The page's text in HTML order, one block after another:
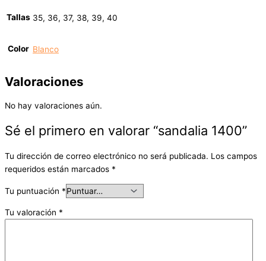
Tallas 35, 36, 37, 38, 39, 40
Color Blanco
Valoraciones
No hay valoraciones aún.
Sé el primero en valorar “sandalia 1400”
Tu dirección de correo electrónico no será publicada. Los campos
requeridos están marcados *
Tu puntuación *
Tu valoración *